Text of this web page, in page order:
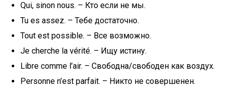
Qui, sinon nous. – Кто если не мы.
Tu es assez. – Тебе достаточно.
Tout est possible. – Все возможно.
Je cherche la vérité. – Ищу истину.
Libre comme l’air. – Свободна/свободен как воздух.
Personne n’est parfait. – Никто не совершенен.